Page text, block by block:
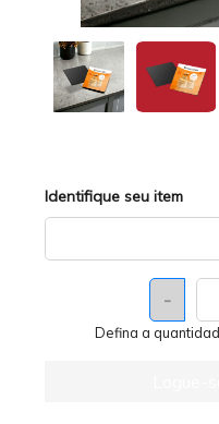
Identifique seu item
-
Defina a